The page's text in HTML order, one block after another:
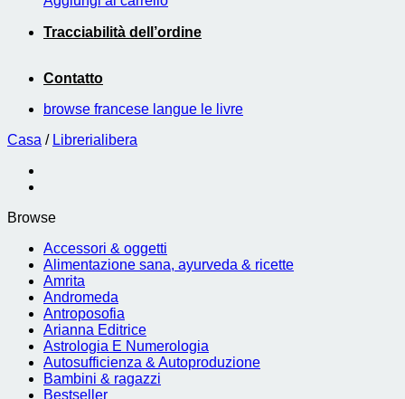
Tracciabilità dell’ordine
Contatto
browse francese langue le livre
Casa / Librerialibera
Browse
Accessori & oggetti
Alimentazione sana, ayurveda & ricette
Amrita
Andromeda
Antroposofia
Arianna Editrice
Astrologia E Numerologia
Autosufficienza & Autoproduzione
Bambini & ragazzi
Bestseller